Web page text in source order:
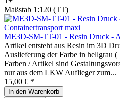
Maßstab 1:120 (TT)
ME3D-SM-TT-01 - Resin Druck -
Artikel entsteht aus Resin im 3D
Auslieferung der Farbe in hellgrau
Farben / Artikel sind
nur aus dem LKW Auflieger zum...
15,00 € *
In den Warenkorb